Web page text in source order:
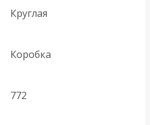
Круглая
Коробка
772